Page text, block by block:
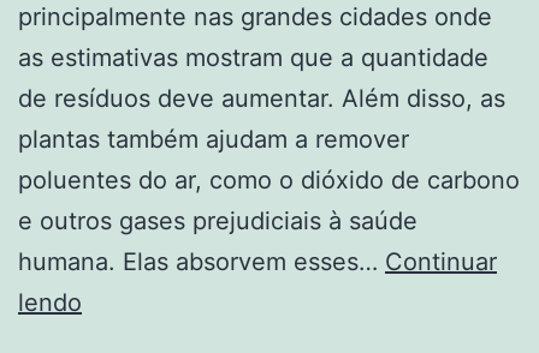
principalmente nas grandes cidades onde
as estimativas mostram que a quantidade
de resíduos deve aumentar. Além disso, as
plantas também ajudam a remover
poluentes do ar, como o dióxido de carbono
e outros gases prejudiciais à saúde
humana. Elas absorvem esses… Continuar
lendo